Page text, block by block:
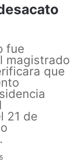
fue
magistrado
que
21 de